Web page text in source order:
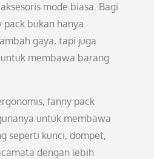
mode biasa. Bagi
pack bukan hanya
gaya, tapi juga
membawa barang
fanny pack
untuk membawa
seperti kunci, dompet,
dengan lebih